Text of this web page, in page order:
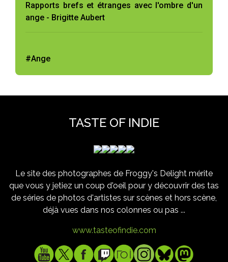
Rapports brefs et étranges avec l'ombre d'un
ange - Brigitte Aubert
#Ange
TASTE OF INDIE
Le site des photographes de Froggy's Delight mérite
que vous y jetiez un coup d'oeil pour y découvrir des tas
de séries de photos d'artistes sur scènes et hors scène,
déjà vues dans nos colonnes ou pas ...
www.tasteofindie.com